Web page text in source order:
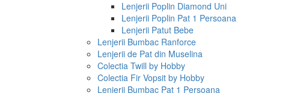
Lenjerii Poplin Diamond Uni
Lenjerii Poplin Pat 1 Persoana
Lenjerii Patut Bebe
Lenjerii Bumbac Ranforce
Lenjerii de Pat din Muselina
Colectia Twill by Hobby
Colectia Fir Vopsit by Hobby
Lenjerii Bumbac Pat 1 Persoana